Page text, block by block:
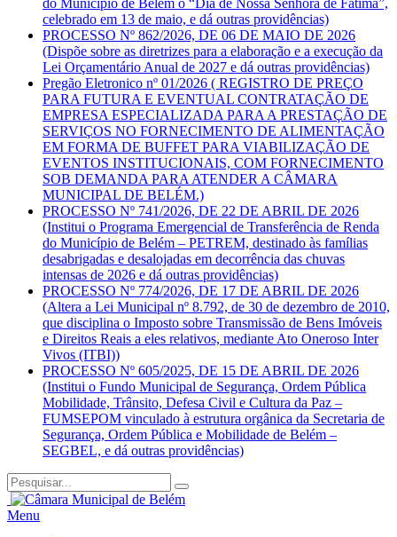
do Município de Belém o “Dia de Nossa Senhora de Fátima”,
celebrado em 13 de maio, e dá outras providências)
PROCESSO Nº 862/2026, DE 06 DE MAIO DE 2026
(Dispõe sobre as diretrizes para a elaboração e a execução da
Lei Orçamentário Anual de 2027 e dá outras providências)
Pregão Eletronico nº 01/2026 ( REGISTRO DE PREÇO
PARA FUTURA E EVENTUAL CONTRATAÇÃO DE
EMPRESA ESPECIALIZADA PARA A PRESTAÇÃO DE
SERVIÇOS NO FORNECIMENTO DE ALIMENTAÇÃO
EM FORMA DE BUFFET PARA VIABILIZAÇÃO DE
EVENTOS INSTITUCIONAIS, COM FORNECIMENTO
SOB DEMANDA PARA ATENDER A CÂMARA
MUNICIPAL DE BELÉM.)
PROCESSO Nº 741/2026, DE 22 DE ABRIL DE 2026
(Institui o Programa Emergencial de Transferência de Renda
do Município de Belém – PETREM, destinado às famílias
desabrigadas e desalojadas em decorrência das chuvas
intensas de 2026 e dá outras providências)
PROCESSO Nº 774/2026, DE 17 DE ABRIL DE 2026
(Altera a Lei Municipal nº 8.792, de 30 de dezembro de 2010,
que disciplina o Imposto sobre Transmissão de Bens Imóveis
e Direitos Reais a eles relativos, mediante Ato Oneroso Inter
Vivos (ITBI))
PROCESSO Nº 605/2025, DE 15 DE ABRIL DE 2026
(Institui o Fundo Municipal de Segurança, Ordem Pública
Mobilidade, Trânsito, Defesa Civil e Cultura da Paz –
FUMSEPOM vinculado à estrutura orgânica da Secretaria de
Segurança, Ordem Pública e Mobilidade de Belém –
SEGBEL, e dá outras providências)
Menu